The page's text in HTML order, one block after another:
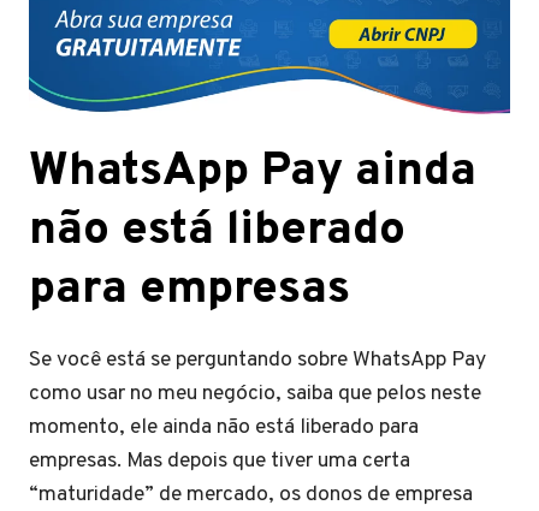
WhatsApp Pay ainda
não está liberado
para empresas
Se você está se perguntando sobre WhatsApp Pay
como usar no meu negócio, saiba que pelos neste
momento, ele ainda não está liberado para
empresas. Mas depois que tiver uma certa
“maturidade” de mercado, os donos de empresa